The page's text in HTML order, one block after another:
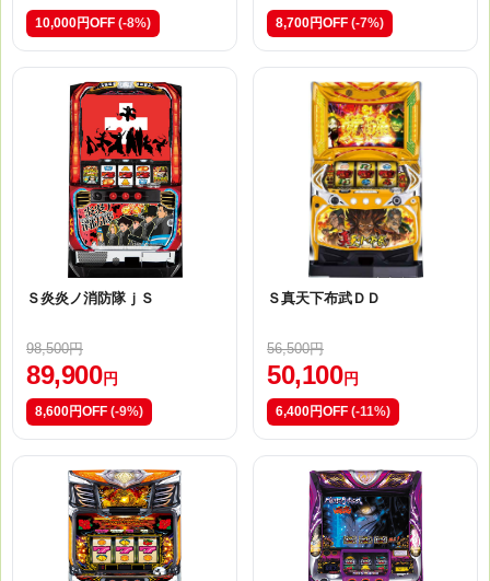
10,000円OFF (-8%) 8,700円OFF (-7%)
Ｓ炎炎ノ消防隊ｊＳ
98,500円
89,900円
8,600円OFF (-9%)
Ｓ真天下布武ＤＤ
56,500円
50,100円
6,400円OFF (-11%)